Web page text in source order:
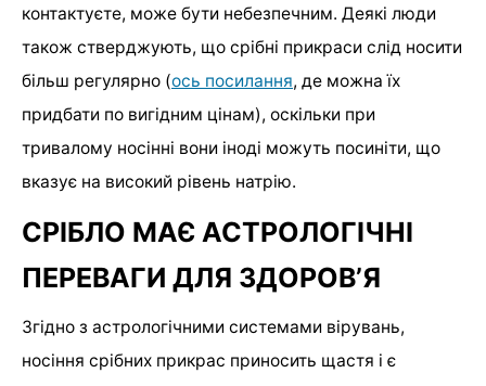
контактуєте, може бути небезпечним. Деякі люди
також стверджують, що срібні прикраси слід носити
більш регулярно (ось посилання, де можна їх
придбати по вигідним цінам), оскільки при
тривалому носінні вони іноді можуть посиніти, що
вказує на високий рівень натрію.
СРІБЛО МАЄ АСТРОЛОГІЧНІ
ПЕРЕВАГИ ДЛЯ ЗДОРОВ’Я
Згідно з астрологічними системами вірувань,
носіння срібних прикрас приносить щастя і є